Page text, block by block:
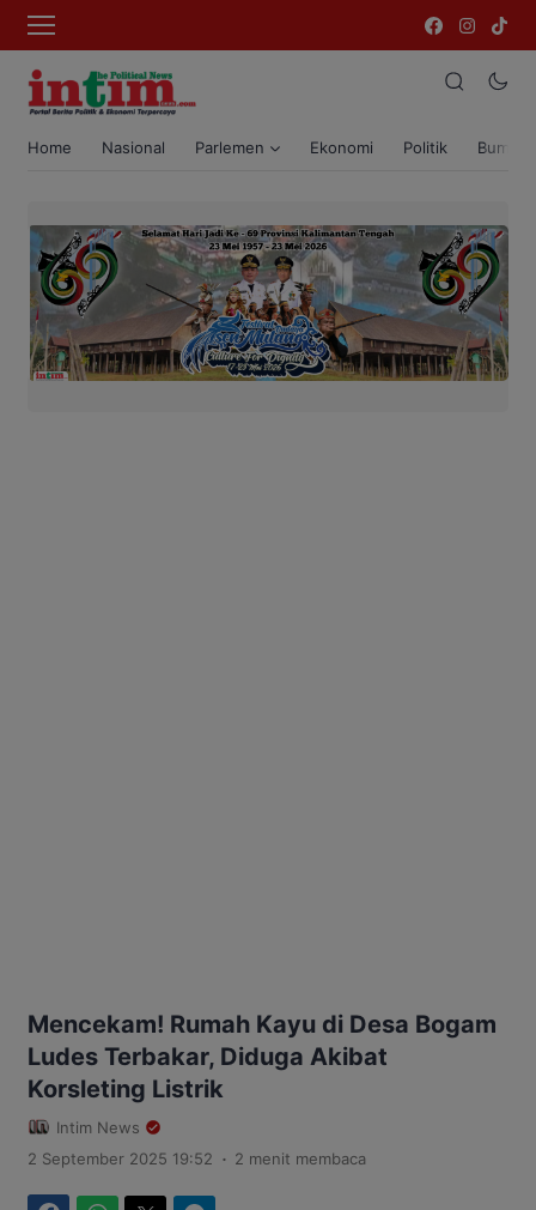
Home Nasional Parlemen Ekonomi Politik Bumi
Mencekam! Rumah Kayu di Desa Bogam
Ludes Terbakar, Diduga Akibat
Korsleting Listrik
Intim News
2 September 2025 19:52 . 2 menit membaca